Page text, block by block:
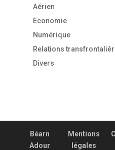
Aérien
Economie
Numérique
Relations
Divers
Béarn
Adour
Mentions
légales